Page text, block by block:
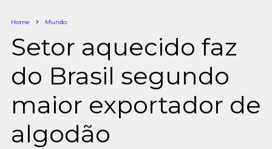
Home Mundo
Setor aquecido faz
do Brasil segundo
maior exportador de
algodão